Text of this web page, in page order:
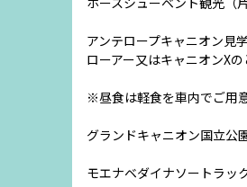
アンテロープキャニオン見学
ローアー又はキャニオンX
※昼食は軽食を車内でご用意
グランドキャニオン国立公
モエナベダイナソートラッ